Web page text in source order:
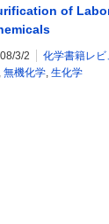
of
3/2 化学書籍レビ
, 無機化学, 生化学